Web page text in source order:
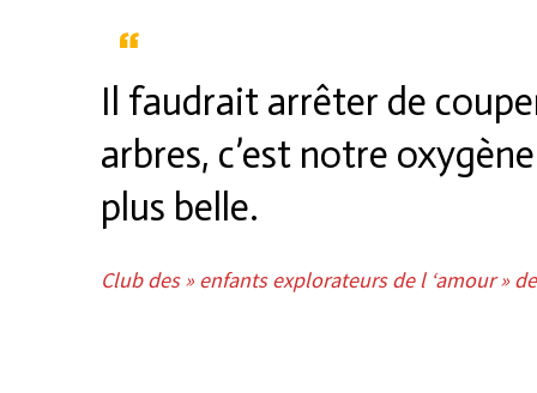
Il faudrait arrêter de
arbres, c’est notre
plus belle.
Club des » enfants explorateurs de l ‘amour »